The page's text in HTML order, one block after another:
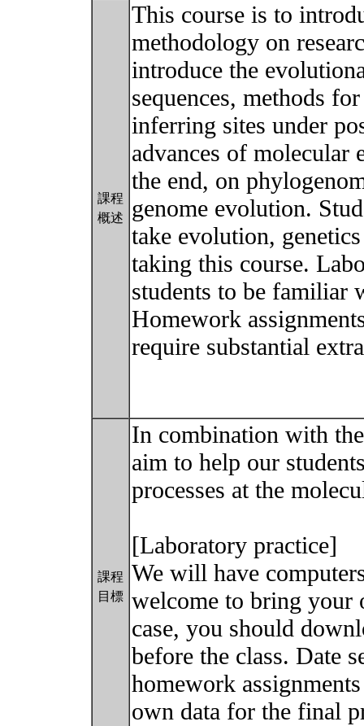
課程
概述
This course is to
methodology on
introduce the
sequences, methods
inferring sites under
advances of
the end, on
genome evolution.
take evolution,
taking this course.
students to be familiar
Homework
require substantial
課程
目標
In combination with
aim to help our
processes at the
[Laboratory practice]
We will have
welcome to bring your
case, you should
before the class. Date
homework
own data for the final